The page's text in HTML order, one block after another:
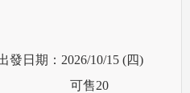
2026/10/15 (四)
可售20